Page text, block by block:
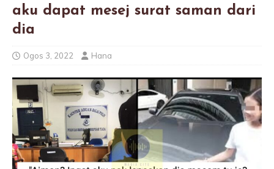
aku dapat mesej surat saman dari
dia
Ogos 3, 2022 Hana